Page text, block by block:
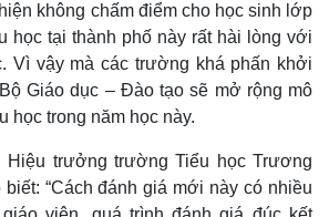
không chấm điểm cho học sinh lớp
học tại thành phố này rất hài lòng với
Vì vậy mà các trường khá phấn khởi
Giáo dục – Đào tạo sẽ mở rộng mô
học trong năm học này.
Hiệu trưởng trường Tiểu học Trương
“Cách đánh giá mới này có nhiều